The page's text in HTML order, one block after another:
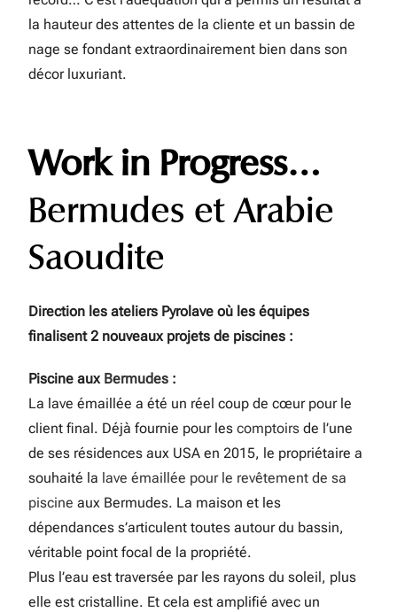
la hauteur des attentes de la cliente et un bassin de
nage se fondant extraordinairement bien dans son
décor luxuriant.
Work in Progress…
Bermudes et Arabie
Saoudite
Direction les ateliers Pyrolave où les équipes
finalisent 2 nouveaux projets de piscines :
Piscine aux Bermudes :
La lave émaillée a été un réel coup de cœur pour le
client final. Déjà fournie pour lescomptoirs de l’une
de ses résidences aux USA en 2015, le propriétaire a
souhaité la lave émaillée pour le revêtement de sa
piscine aux Bermudes. La maison et les
dépendances s’articulent toutes autour du bassin,
véritable point focal de la propriété.
Plus l’eau est traversée par les rayons du soleil, plus
elle est cristalline. Et cela est amplifié avec un